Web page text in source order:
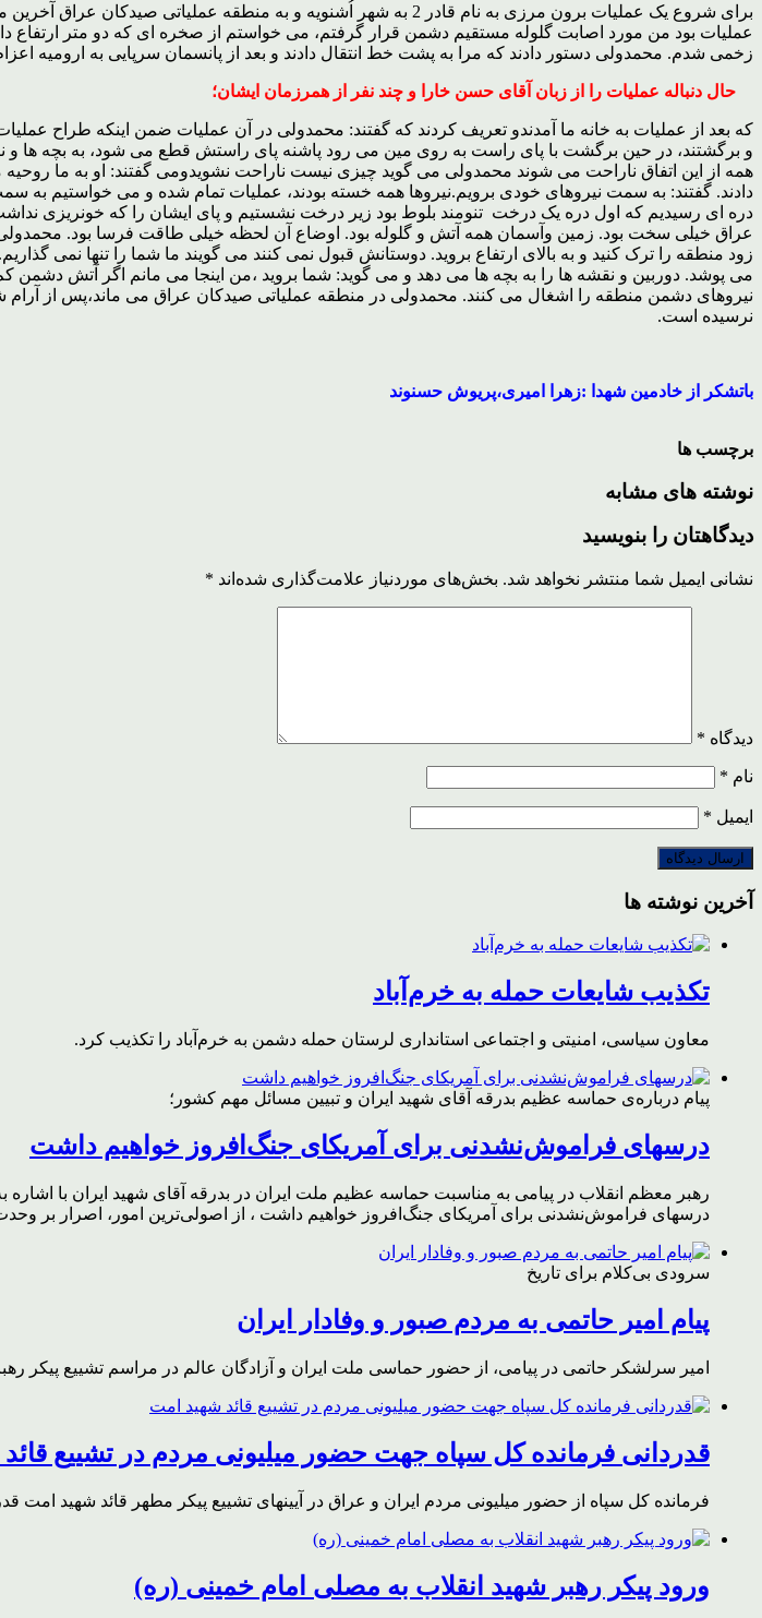
برای شروع یک عملیات برون مرزی به نام قادر 2 به شهر اُشنویه و به
عملیات بود من مورد اصابت گلوله مستقیم دشمن قرار گرفتم، می خواستم از صخره ای که دو متر ارتفاع
زخمی شدم. محمدولی دستور دادند که مرا به پشت خط انتقال دادند و بعد از پانسمان سرپایی به ارومیه
حال دنباله عملیات را از زبان آقای حسن خارا و چند نفر از همرزمان ایشان؛
که بعد از عملیات به خانه ما آمدندو تعریف کردند که گفتند: محمدولی در آن عملیات ضمن اینکه طراح
و برگشتند، در حین برگشت با پای راست به روی مین می رود پاشنه پای راستش قطع می شود، به بچه ها و
همه از این اتفاق ناراحت می شوند محمدولی می گوید چیزی نیست ناراحت نشویدومی گفتند: او به ما
دادند. گفتند: به سمت نیروهای خودی برویم.نیروها همه خسته بودند، عملیات تمام شده و می خواستیم
دره ای رسیدیم که اول دره یک درخت تنومند بلوط بود زیر درخت نشستیم و پای ایشان را که خونریزی
عراق خیلی سخت بود. زمین وآسمان همه آتش و گلوله بود. اوضاع آن لحظه خیلی طاقت فرسا بود. محمدولی
زود منطقه را ترک کنید و به بالای ارتفاع بروید. دوستانش قبول نمی کنند می گویند ما شما را تنها نمی
می پوشد. دوربین و نقشه ها را به بچه ها می دهد و می گوید: شما بروید ،من اینجا می مانم اگر آتش
نیروهای دشمن منطقه را اشغال می کنند. محمدولی در منطقه عملیاتی صیدکان عراق می ماند،پس از آرام
نرسیده است.
باتشکر از خادمین شهدا :زهرا امیری،پریوش حسنوند
برچسب ها
نوشته های مشابه
دیدگاهتان را بنویسید
نشانی ایمیل شما منتشر نخواهد شد. بخش‌های موردنیاز علامت‌گذاری شده‌اند *
دیدگاه *
نام *
ایمیل *
آخرین نوشته ها
تکذیب شایعات حمله به خرم‌آباد
معاون سیاسی، امنیتی و اجتماعی استانداری لرستان حمله دشمن به خرم‌آباد را تکذیب کرد.
پیام درباره‌ی حماسه عظیم بدرقه آقای شهید ایران و تبیین مسائل مهم کشور؛
درسهای فراموش‌نشدنی برای آمریکای جنگ‌افروز خواهیم داشت
رهبر معظم انقلاب در پیامی به مناسبت حماسه عظیم ملت ایران در بدرقه آقای شهید ایران با اشاره
درسهای فراموش‌نشدنی برای آمریکای جنگ‌افروز خواهیم داشت ، از اصولی‌ترین امور، اصرار بر
سرودی بی‌کلام برای تاریخ
پیام امیر حاتمی به مردم صبور و وفادار ایران
امیر سرلشکر حاتمی در پیامی، از حضور حماسی ملت ایران و آزادگان عالم در مراسم تشییع پیکر
قدردانی فرمانده کل سپاه جهت حضور میلیونی مردم در تشییع
فرمانده کل سپاه از حضور میلیونی مردم ایران و عراق در آیینهای تشییع پیکر مطهر قائد شهید امت
ورود پیکر رهبر شهید انقلاب به مصلی امام خمینی (ره)